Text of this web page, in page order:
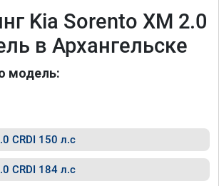
Kia Sorento XM 2.0
в Архангельске
модель:
CRDI 150 л.с
CRDI 184 л.с